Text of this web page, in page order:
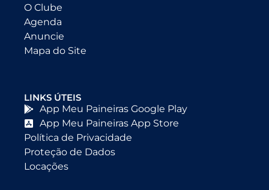
O Clube
Agenda
Anuncie
Mapa do Site
LINKS ÚTEIS
App Meu Paineiras Google Play
App Meu Paineiras App Store
Política de Privacidade
Proteção de Dados
Locações